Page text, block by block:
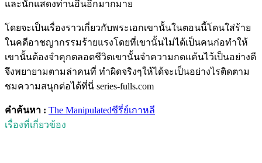
และนักแสดงท่านอื่นอีกมากมาย
โดยจะเป็นเรื่องราวเกี่ยวกับพระเอกเขานั้นในตอนนี้โดนใส่ร้าย
ในคดีอาชญากรรมร้ายแรงโดยที่เขานั้นไม่ได้เป็นคนก่อทำให้
เขานั้นต้องจำคุกตลอดชีวิตเขานั้นจำความกดแค้นไว้เป็นอย่างดี
จึงพยายามตามล่าคนที่ ทำผิดจริงๆให้ได้จะเป็นอย่างไรติดตาม
ชมความสนุกต่อได้ที่นี่ series-fulls.com
คำค้นหา : The Manipulatedซีรี่ย์เกาหลี
เรื่องที่เกี่ยวข้อง